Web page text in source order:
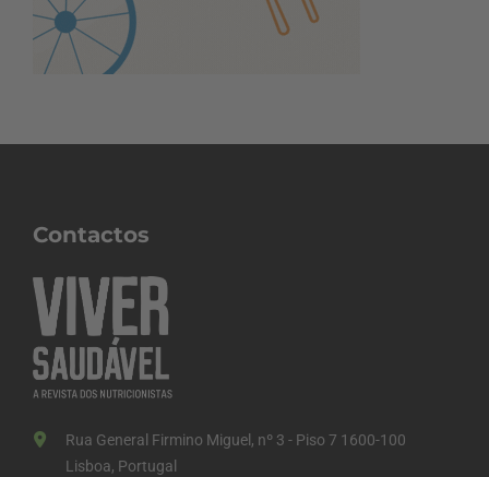
Contactos
Rua General Firmino Miguel, nº 3 - Piso 7 1600-100
Lisboa, Portugal